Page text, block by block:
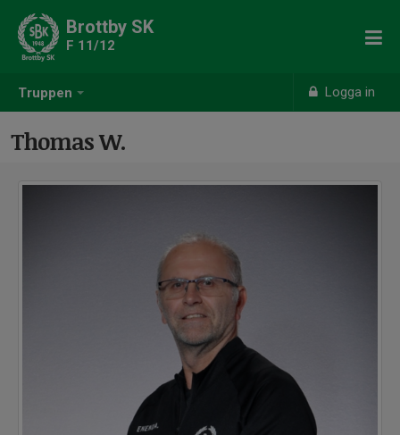
Truppen Logga in
Brottby SK
F 11/12
Thomas W.